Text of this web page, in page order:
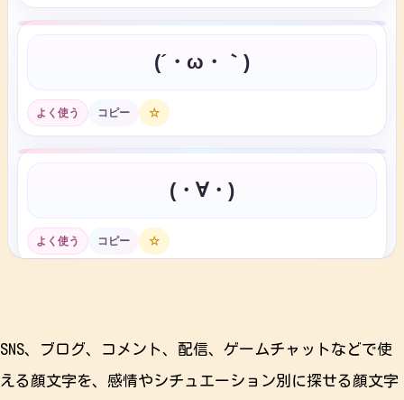
SNS、ブログ、コメント、配信、ゲームチャットなどで使
える顔文字を、感情やシチュエーション別に探せる顔文字